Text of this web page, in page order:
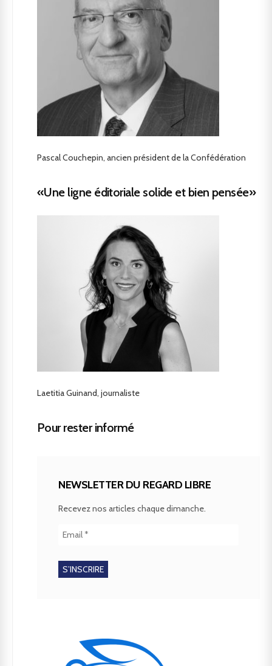
Pascal Couchepin, ancien président de la Confédération
«Une ligne éditoriale solide et bien pensée»
Laetitia Guinand, journaliste
Pour rester informé
NEWSLETTER DU REGARD LIBRE
Recevez nos articles chaque dimanche.